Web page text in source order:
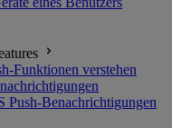
Funktionen verstehen
Push-Benachrichtigungen